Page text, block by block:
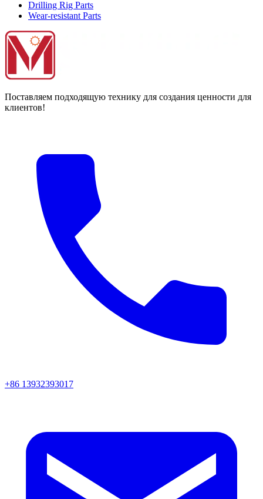
Drilling Rig Parts
Wear-resistant Parts
Поставляем подходящую технику для создания ценности для
клиентов!
+86 13932393017